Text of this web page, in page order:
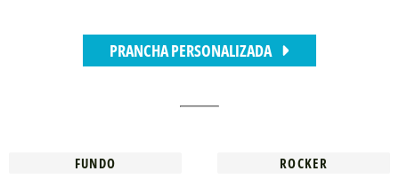
PRANCHA PERSONALIZADA
FUNDO ROCKER